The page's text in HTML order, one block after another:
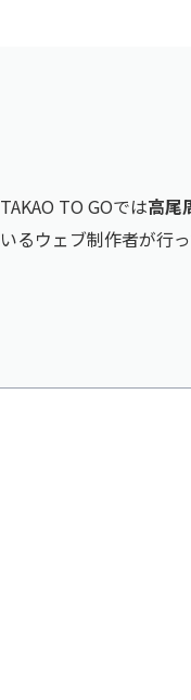
TAKAO TO GOでは高尾
いるウェブ制作者が行っ